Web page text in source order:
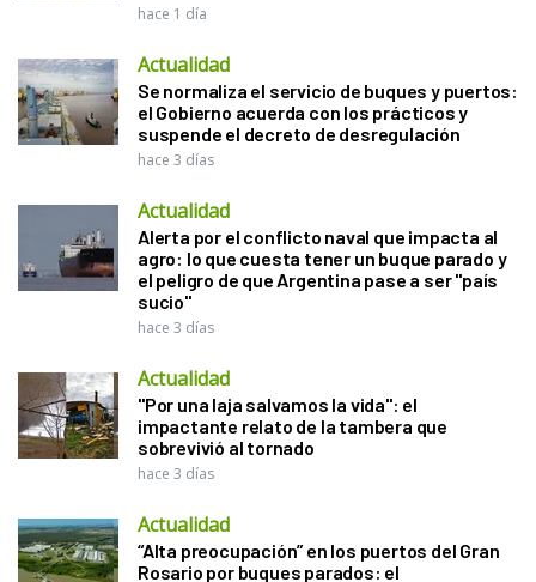
hace 1 día
Actualidad
Se normaliza el servicio de buques y puertos:
el Gobierno acuerda con los prácticos y
suspende el decreto de desregulación
hace 3 días
Actualidad
Alerta por el conflicto naval que impacta al
agro: lo que cuesta tener un buque parado y
el peligro de que Argentina pase a ser "país
sucio"
hace 3 días
Actualidad
"Por una laja salvamos la vida": el
impactante relato de la tambera que
sobrevivió al tornado
hace 3 días
Actualidad
“Alta preocupación” en los puertos del Gran
Rosario por buques parados: el